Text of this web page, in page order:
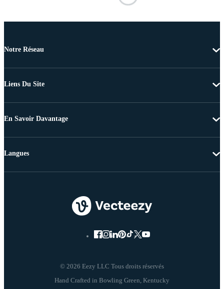
Notre Réseau
Liens Du Site
En Savoir Davantage
© 2026 Eezy LLC Tous droits réservés
Langues